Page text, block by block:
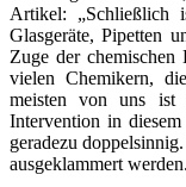
Artikel: „Schließlich
Glasgeräte, Pipetten
Zuge der chemischen
vielen Chemikern,
meisten von uns
Intervention in
geradezu
ausgeklammert werden.